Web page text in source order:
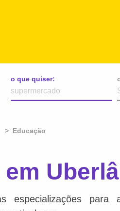
o que quiser:
Educação
especializações para